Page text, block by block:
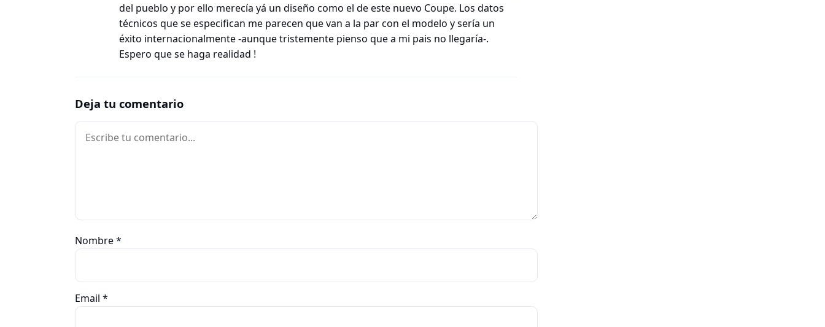
del pueblo y por ello merecía yá un diseño como el de este nuevo Coupe. Los datos
técnicos que se especifican me parecen que van a la par con el modelo y sería un
éxito internacionalmente -aunque tristemente pienso que a mi pais no llegaría-.
Espero que se haga realidad !
Deja tu comentario
Comentario
Nombre*
Email *